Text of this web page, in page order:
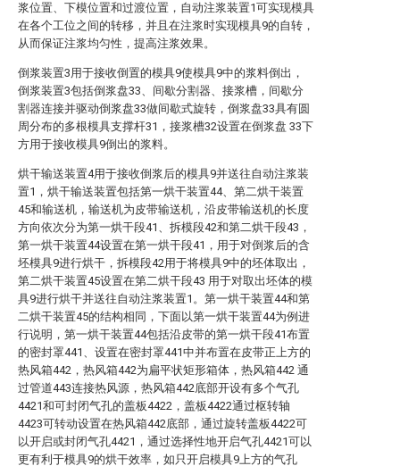
浆位置、下模位置和过渡位置，自动注浆装置1可实现模具
在各个工位之间的转移，并且在注浆时实现模具9的自转，
从而保证注浆均匀性，提高注浆效果。
倒浆装置3用于接收倒置的模具9使模具9中的浆料倒出，
倒浆装置3包括倒浆盘33、间歇分割器、接浆槽，间歇分
割器连接并驱动倒浆盘33做间歇式旋转，倒浆盘33具有圆
周分布的多根模具支撑杆31，接浆槽32设置在倒浆盘 33下
方用于接收模具9倒出的浆料。
烘干输送装置4用于接收倒浆后的模具9并送往自动注浆装
置1，烘干输送装置包括第一烘干装置44、第二烘干装置
45和输送机，输送机为皮带输送机，沿皮带输送机的长度
方向依次分为第一烘干段41、拆模段42和第二烘干段43，
第一烘干装置44设置在第一烘干段41，用于对倒浆后的含
坯模具9进行烘干，拆模段42用于将模具9中的坯体取出，
第二烘干装置45设置在第二烘干段43 用于对取出坯体的模
具9进行烘干并送往自动注浆装置1。第一烘干装置44和第
二烘干装置45的结构相同，下面以第一烘干装置44为例进
行说明，第一烘干装置44包括沿皮带的第一烘干段41布置
的密封罩441、设置在密封罩441中并布置在皮带正上方的
热风箱442，热风箱442为扁平状矩形箱体，热风箱442 通
过管道443连接热风源，热风箱442底部开设有多个气孔
4421和可封闭气孔的盖板4422，盖板4422通过枢转轴
4423可转动设置在热风箱442底部，通过旋转盖板4422可
以开启或封闭气孔4421，通过选择性地开启气孔4421可以
更有利于模具9的烘干效率，如只开启模具9上方的气孔